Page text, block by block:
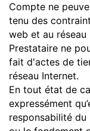
Compte ne
tenu des
web et au
Prestataire ne
fait d'actes de
réseau Internet.
En tout état de
expressément
responsabilité